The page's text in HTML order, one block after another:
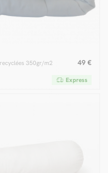
350gr/m2 49 €
Express